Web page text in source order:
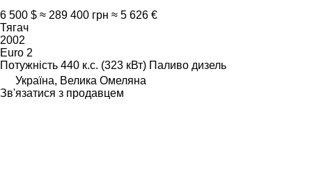
6 500 $ ≈ 289 400 грн ≈ 5 626 €
Тягач
2002
Euro 2
Потужність 440 к.с. (323 кВт) Паливо дизель
Україна, Велика Омеляна
Зв'язатися з продавцем